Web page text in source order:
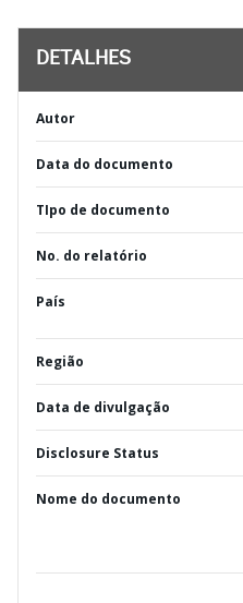
DETALHES
Autor
Data do documento
TIpo de documento
No. do relatório
País
Região
Data de divulgação
Disclosure Status
Nome do documento